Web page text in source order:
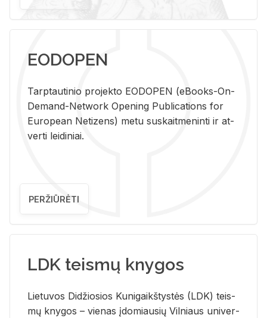
EODOPEN
Tarp­tau­ti­nio pro­jek­to EO­DO­PEN (eBo­oks-On-
De­mand-Ne­twork Ope­ning Pub­li­ca­tions for
Eu­ro­pe­an Ne­ti­zens) metu su­skait­me­nin­ti ir at­
ver­ti lei­di­niai.
PERŽIŪRĖTI
LDK teismų knygos
Lie­tu­vos Di­džio­sios Ku­ni­gaikš­tys­tės (LDK) teis­
mų kny­gos – vie­nas įdo­miau­sių Vil­niaus uni­ver­